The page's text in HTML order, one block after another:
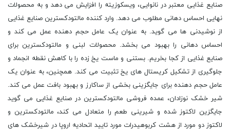
صنایع غذایی معتبر در نانوایی، ویسکوزیته را افزایش می دهد و به محصولات
نهایی احساس دهانی مطلوب می دهد. وارد کننده مالتودکسترین صنایع غذایی
از نوشیدنی ها می گوید. به عنوان یک عامل حجم دهنده عمل می کند و
احساس دهانی را بهبود می بخشد. محصولات لبنی و مالتودکسترین برای
صنایع غذایی از کجا بخریم. بستنی و ماست یخ زده را با کاهش نقطه انجماد و
جلوگیری از تشکیل کریستال های یخ تثبیت می کند. همچنین، به عنوان یک
عامل حجم دهنده برای جایگزینی بخشی از ساکارز و بهبود بافت عمل می کند.
شیر خشک نوزادان، عمده فروشی مالتودکسترین در صنایع غذایی می گوید
جایگزین لاکتوز شده و شیرینی طعم را متعادل می کند، مالتودکسترین و
لاکتوز دو مورد از هشت کربوهیدرات مورد تایید اتحادیه اروپا در شیرخشک های